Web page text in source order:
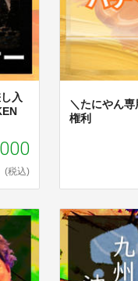
入
(税込)
＼たにやん
権利